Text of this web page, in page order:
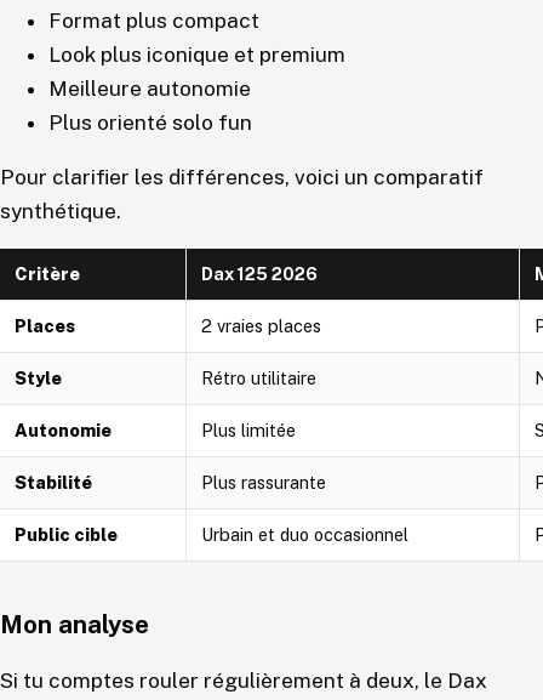
Format plus compact
Look plus iconique et premium
Meilleure autonomie
Plus orienté solo fun
Pour clarifier les différences, voici un comparatif
synthétique.
Critère Dax 125 2026
Places 2 vraies places
Style Rétro utilitaire
Autonomie Plus limitée
Stabilité Plus rassurante
Public cible Urbain et duo occasionnel
Mon analyse
Si tu comptes rouler régulièrement à deux, le Dax